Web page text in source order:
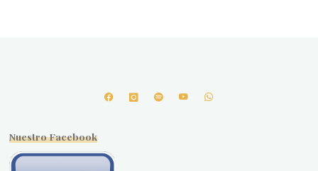
Nuestro Facebook